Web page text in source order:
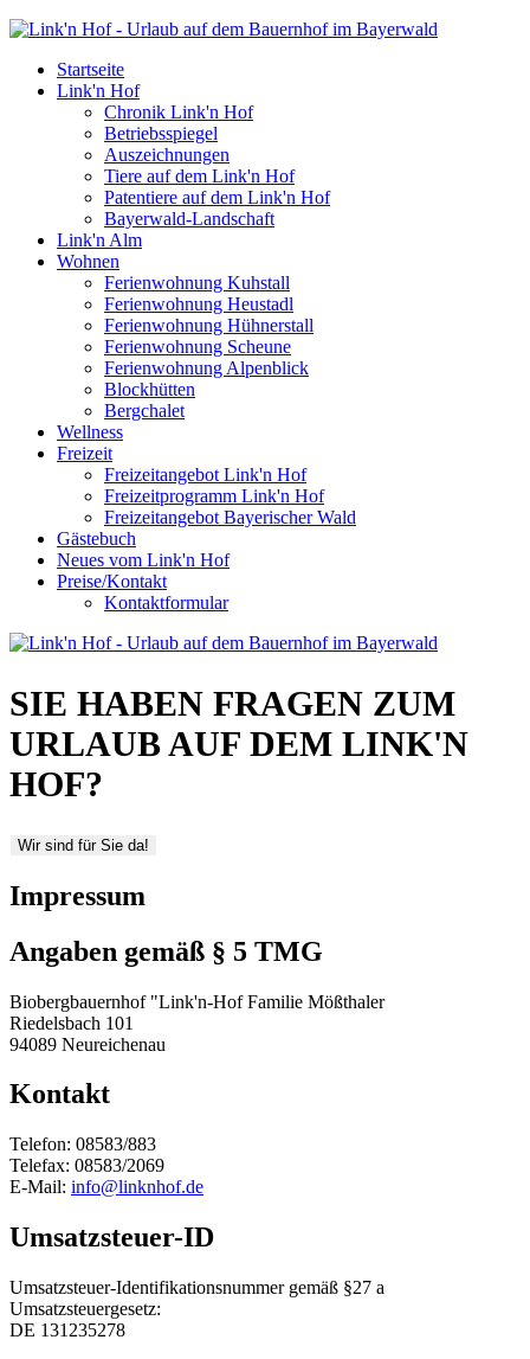
Startseite
Link'n Hof
Chronik Link'n Hof
Betriebsspiegel
Auszeichnungen
Tiere auf dem Link'n Hof
Patentiere auf dem Link'n Hof
Bayerwald-Landschaft
Link'n Alm
Wohnen
Ferienwohnung Kuhstall
Ferienwohnung Heustadl
Ferienwohnung Hühnerstall
Ferienwohnung Scheune
Ferienwohnung Alpenblick
Blockhütten
Bergchalet
Wellness
Freizeit
Freizeitangebot Link'n Hof
Freizeitprogramm Link'n Hof
Freizeitangebot Bayerischer Wald
Gästebuch
Neues vom Link'n Hof
Preise/Kontakt
Kontaktformular
SIE HABEN FRAGEN ZUM
URLAUB AUF DEM LINK'N
HOF?
Impressum
Angaben gemäß § 5 TMG
Biobergbauernhof "Link'n-Hof Familie Mößthaler
Riedelsbach 101
94089 Neureichenau
Kontakt
Telefon: 08583/883
Telefax: 08583/2069
E-Mail: info@linknhof.de
Umsatzsteuer-ID
Umsatzsteuer-Identifikationsnummer gemäß §27 a
Umsatzsteuergesetz:
DE 131235278